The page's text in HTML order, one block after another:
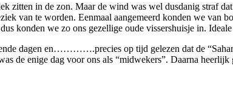
zitten in de zon. Maar de wind was wel dusdanig straf
van te worden. Eenmaal aangemeerd konden we van
konden we zo ons gezellige oude vissershuisje in.
dagen en………….precies op tijd gelezen dat de
de enige dag voor ons als “midwekers”. Daarna